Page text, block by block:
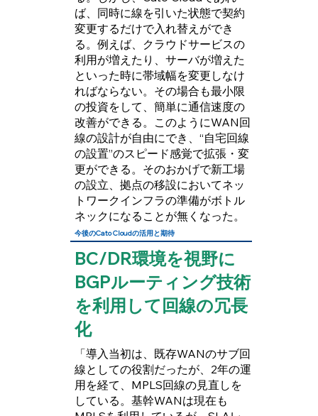
ば、同時に線を引いた状態で契約
変更するだけで入れ替えができ
る。例えば、クラウドサービスの
利用が増えたり、サーバが増えた
といった時に帯域幅を変更しなけ
ればならない。その場合も最小限
の投資をして、簡単に通信速度の
改善ができる。このようにWAN回
線の設計が自由にでき、“自宅回線
の設置”のスピード感覚で拡張・変
更ができる。そのおかげで新工場
の設立、拠点の移設においてネッ
トワークインフラの準備がボトル
ネックになることが無くなった。
今後のCato Cloudの活用と期待
BC/DR環境を視野に
BGPルーティング技術
を利用して回線の冗長
化
「導入当初は、既存WANのサブ回
線としての役割だったが、2年の運
用を経て、MPLS回線の見直しを
している。基幹WANは現在も